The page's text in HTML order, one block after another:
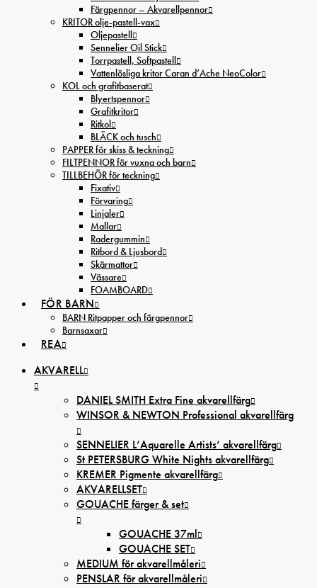
Färgpennor – Akvarellpennor
KRITOR olje-pastell-vax
Oljepastell
Sennelier Oil Stick
Torrpastell, Softpastell
Vattenlösliga kritor Caran d’Ache NeoColor
KOL och grafitbaserat
Blyertspennor
Grafitkritor
Ritkol
BLÄCK och tusch
PAPPER för skiss & teckning
FILTPENNOR för vuxna och barn
TILLBEHÖR för teckning
Fixativ
Förvaring
Linjaler
Mallar
Radergummin
Ritbord & Ljusbord
Skärmattor
Vässare
FOAMBOARD
FÖR BARN
BARN Ritpapper och färgpennor
Barnsaxar
REA
AKVARELL
DANIEL SMITH Extra Fine akvarellfärg
WINSOR & NEWTON Professional akvarellfärg
SENNELIER L’Aquarelle Artists’ akvarellfärg
St PETERSBURG White Nights akvarellfärg
KREMER Pigmente akvarellfärg
AKVARELLSET
GOUACHE färger & set
GOUACHE 37ml
GOUACHE SET
MEDIUM för akvarellmåleri
PENSLAR för akvarellmåleri